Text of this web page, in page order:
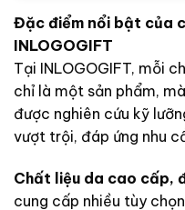
Đặc điểm nổi bật của
INLOGOGIFT
Tại INLOGOGIFT, mỗi
chỉ là một sản phẩm,
được nghiên cứu kỹ
vượt trội, đáp ứng nhu
Chất liệu da cao cấp,
cung cấp nhiều tùy